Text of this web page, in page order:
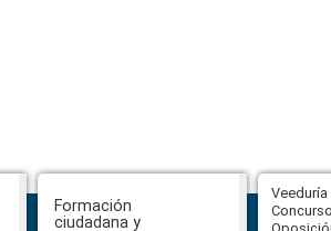
Formación
ciudadana y
CPCCS aprueba convocatoria a
Veeduría para designación de la
Veeduría